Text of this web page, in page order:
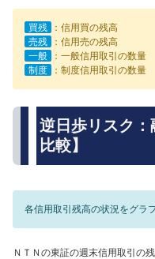
買残
：信用買の残高
売残
：信用売の残高
一般
：一般信用取引の数量
制度
：制度信用取引の数量
逆日歩リスク
比較】
各信用取引残高の状況をグラ
ＮＴＮの東証の週末信用取引の